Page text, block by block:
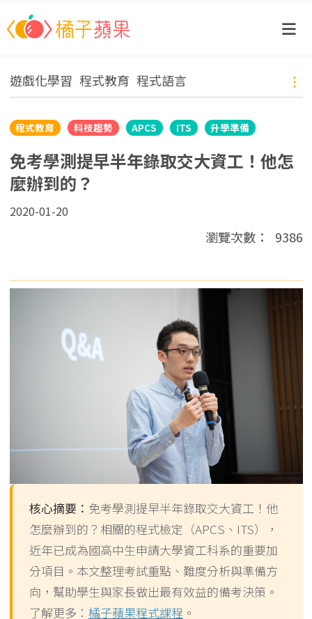
遊戲化學習 程式教育 程式語言
程式教育 科技趨勢 APCS ITS 升學準備
免考學測提早半年錄取交大資工！他怎
麼辦到的？
2020-01-20
瀏覽次數： 9386
核心摘要： 免考學測提早半年錄取交大資工！他
怎麼辦到的？相關的程式檢定（APCS、ITS），
近年已成為國高中生申請大學資工科系的重要加
分項目。本文整理考試重點、難度分析與準備方
向，幫助學生與家長做出最有效益的備考決策。
了解更多： 橘子蘋果程式課程 。